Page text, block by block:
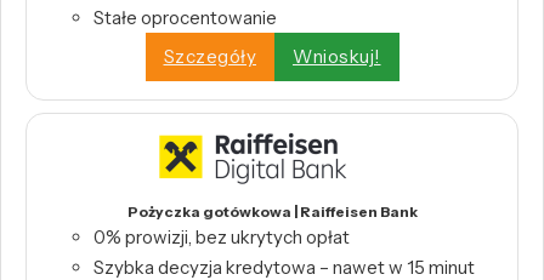
Stałe oprocentowanie
Szczegóły
Wnioskuj!
Pożyczka gotówkowa | Raiffeisen Bank
0% prowizji, bez ukrytych opłat
Szybka decyzja kredytowa – nawet w 15 minut